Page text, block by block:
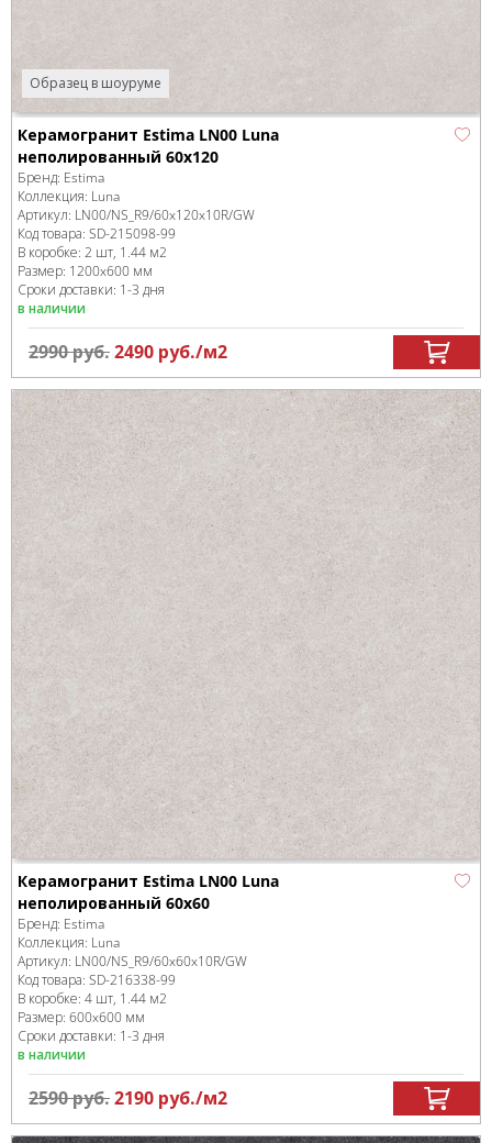
Образец в шоуруме
Керамогранит Estima LN00 Luna
неполированный 60x120
Бренд: Estima
Коллекция: Luna
Артикул: LN00/NS_R9/60x120x10R/GW
Код товара: SD-215098-99
В коробке: 2 шт, 1.44 м2
Размер: 1200x600 мм
Сроки доставки: 1-3 дня
в наличии
2990руб.2490 руб./м2
Керамогранит Estima LN00 Luna
неполированный 60x60
Бренд: Estima
Коллекция: Luna
Артикул: LN00/NS_R9/60x60x10R/GW
Код товара: SD-216338-99
В коробке: 4 шт, 1.44 м2
Размер: 600x600 мм
Сроки доставки: 1-3 дня
в наличии
2590руб.2190 руб./м2